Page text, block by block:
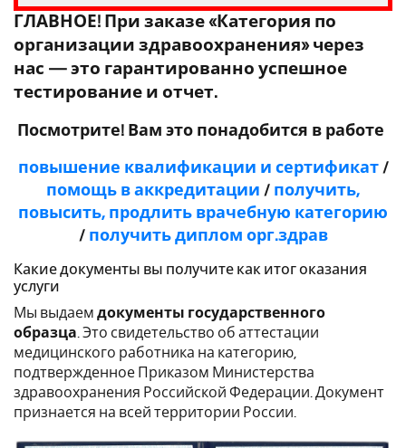
ГЛАВНОЕ! При заказе «Категория по
организации здравоохранения» через
нас — это гарантированно успешное
тестирование и отчет.
Посмотрите! Вам это понадобится в работе
повышение квалификации и сертификат/
помощь в аккредитации / получить,
повысить, продлить врачебную категорию
/ получить диплом орг.здрав
Какие документы вы получите как итог оказания
услуги
Мы выдаем документы государственного
образца . Это свидетельство об аттестации
медицинского работника на категорию,
подтвержденное Приказом Министерства
здравоохранения Российской Федерации. Документ
признается на всей территории России.